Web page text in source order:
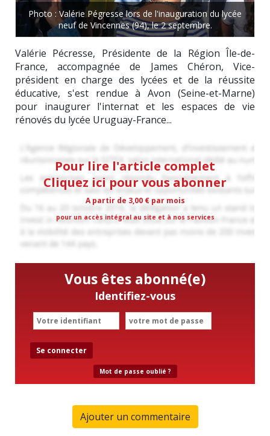
Photo : Valérie Pégresse lors de l'inauguration du lycée
neuf de Vincennes (94), le 2 septembre.
Valérie Pécresse, Présidente de la Région Île-de-
France, accompagnée de James Chéron, Vice-
président en charge des lycées et de la réussite
éducative, s'est rendue à Avon (Seine-et-Marne)
pour inaugurer l'internat et les espaces de vie
rénovés du lycée Uruguay-France...
Pour lire l'article complet
Cliquez ici pour vous abonner
A partir de 3,00 € par mois
pour un accès intégral au site et à nos services
Vous êtes abonné(e)
Identifiez-vous
Se connecter
Mot de passe oublié ?
Ajouter un commentaire